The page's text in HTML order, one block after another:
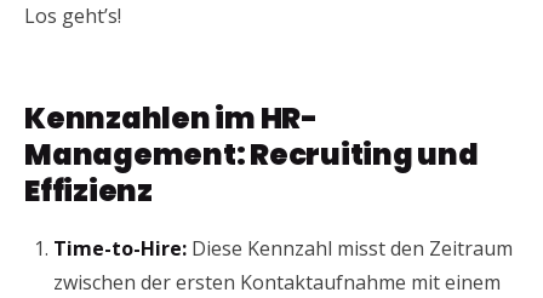
Los geht’s!
Kennzahlen im HR-
Management: Recruiting und
Effizienz
Time-to-Hire: Diese Kennzahl misst den Zeitraum
zwischen der ersten Kontaktaufnahme mit einem